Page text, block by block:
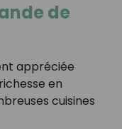
de
appréciée
en
cuisines